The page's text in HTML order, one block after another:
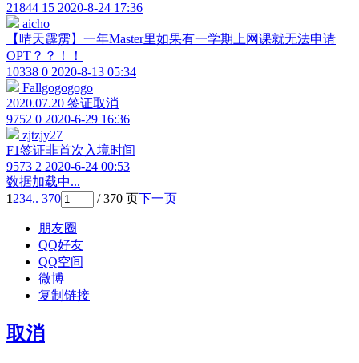
21844 15 2020-8-24 17:36
aicho
【晴天霹雳】一年Master里如果有一学期上网课就无法申请
OPT？？！！
10338 0 2020-8-13 05:34
Fallgogogogo
2020.07.20 签证取消
9752 0 2020-6-29 16:36
zjtzjy27
F1签证非首次入境时间
9573 2 2020-6-24 00:53
数据加载中...
1234.. 370 / 370 页下一页
朋友圈
QQ好友
QQ空间
微博
复制链接
取消